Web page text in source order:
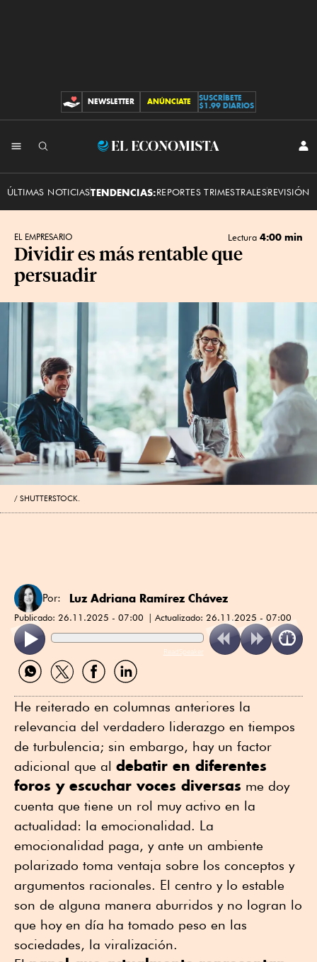
CONTRIBUCIONES
NEWSLETTER ANÚNCIATE
SUSCRÍBETE
$1.99 DIARIOS
El
ÚLTIMAS NOTICIASTENDENCIAS:REPORTES TRIMESTRALESREVISIÓN
EL EMPRESARIO Lectura 4:00 min
Dividir es más rentable que
persuadir
SHUTTERSTOCK.
Por: Luz Adriana Ramírez Chávez
Publicado: 26.11.2025 - 07:00 Actualizado: 26.11.2025 - 07:00
ReadSpeaker
Compartir
por
Compartir
por
Compartir
por
Compartir
por
He reiterado en columnas anteriores la
relevancia del verdadero liderazgo en tiempos
de turbulencia; sin embargo, hay un factor
adicional que al debatir en diferentes
foros y escuchar voces diversas me doy
cuenta que tiene un rol muy activo en la
actualidad: la emocionalidad. La
emocionalidad paga, y ante un ambiente
polarizado toma ventaja sobre los conceptos y
argumentos racionales. El centro y lo estable
son de alguna manera aburridos y no logran lo
que hoy en día ha tomado peso en las
sociedades, la viralización.